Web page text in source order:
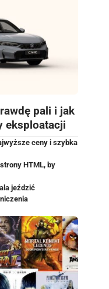
pali i jak
eksploatacji
ceny i szybka
HTML, by
jeździć